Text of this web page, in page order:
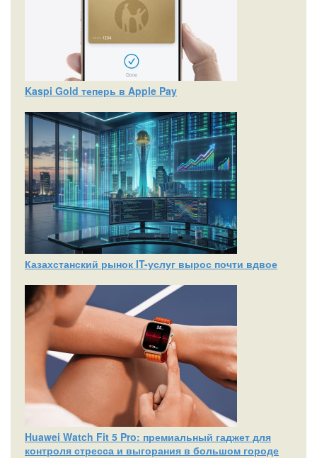
Kaspi Gold теперь в Apple Pay
Казахстанский рынок IT-услуг вырос почти вдвое
Huawei Watch Fit 5 Pro: премиальный гаджет для
контроля стресса и выгорания в большом городе